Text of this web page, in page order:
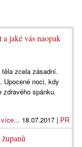
jaké vás naopak
těla zcela zásadní.
Upocené noci, kdy
zdravého spánku.
více... 18.07.2017 | PR